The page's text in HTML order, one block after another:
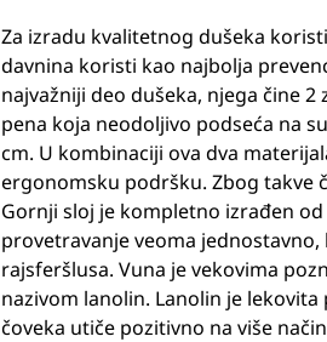
Za izradu kvalitetnog dušeka
davnina koristi kao najbolja
najvažniji deo dušeka, njega čine
pena koja neodoljivo podseća na
cm. U kombinaciji ova dva
ergonomsku podršku. Zbog takve
Gornji sloj je kompletno izrađen
provetravanje veoma
rajsferšlusa. Vuna je vekovima
nazivom lanolin. Lanolin je
čoveka utiče pozitivno na više